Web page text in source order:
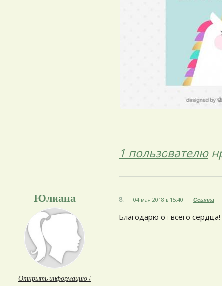
1 пользователю
Юлиана
Открыть информацию ↓
8. 04 мая 2018 в 15:40 Ссылка
Благодарю от всего сердца!